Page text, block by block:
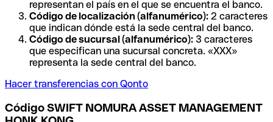
representan el país en el que se encuentra el banco.
Código de localización (alfanumérico): 2 caracteres
que indican dónde está la sede central del banco.
Código de sucursal (alfanumérico): 3 caracteres
que especifican una sucursal concreta. «XXX»
representa la sede central del banco.
Hacer transferencias con Qonto
Código SWIFT NOMURA ASSET MANAGEMENT